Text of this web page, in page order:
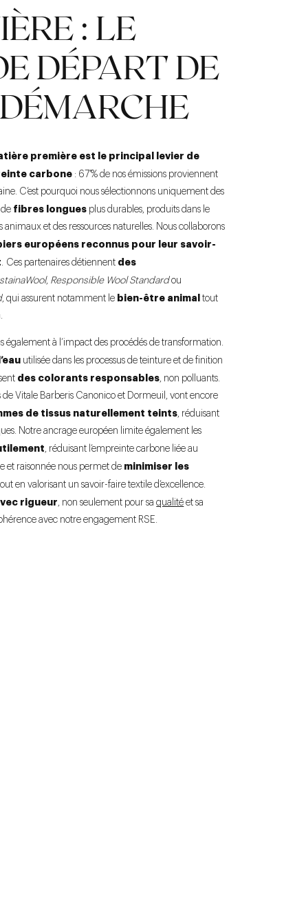
: LE
DÉPART DE
première est le principal levier de
carbone : 67 % de nos émissions proviennent
C’est pourquoi nous sélectionnons uniquement des
de fibres longues plus durables, produits dans le
animaux et des ressources naturelles. Nous collaborons
européens reconnus pour leur savoir-
. Ces partenaires détiennent des
, Responsible Wool Standardou
, qui assurent notamment le bien-être animal tout
également à l’impact des procédés de transformation.
utilisée dans les processus de teinture et de finition
des colorants responsables, non polluants.
de Vitale Barberis Canonico et Dormeuil, vont encore
de tissus naturellement teints, réduisant
Notre ancrage européen limite également les
, réduisant l’empreinte carbone liée au
et raisonnée nous permet de minimiser les
en valorisant un savoir-faire textile d’excellence.
rigueur, non seulement pour saqualité et sa
avec notre engagement RSE.